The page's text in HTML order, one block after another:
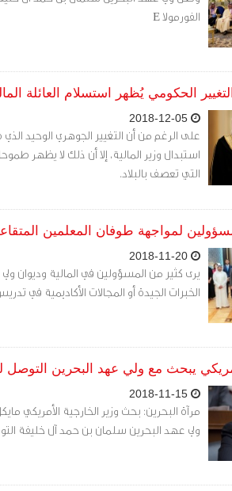
الفورمولا E
الحكومي يُظهر استسلام العائلة
على الرغم من أن التغيير الجوهري الوحيد
استبدال وزير المالية، إلا أن ذلك لا يظهر
التي تعصف بالبلاد.
لمواجهة طوفان المعلمين
يرى كثير من المسؤولين في المالية وديوان
الخبرات الجيدة أو المجالات الأكاديمية في
يبحث مع ولي عهد البحرين
ولي عهد البحرين سلمان بن حمد آل خليفة